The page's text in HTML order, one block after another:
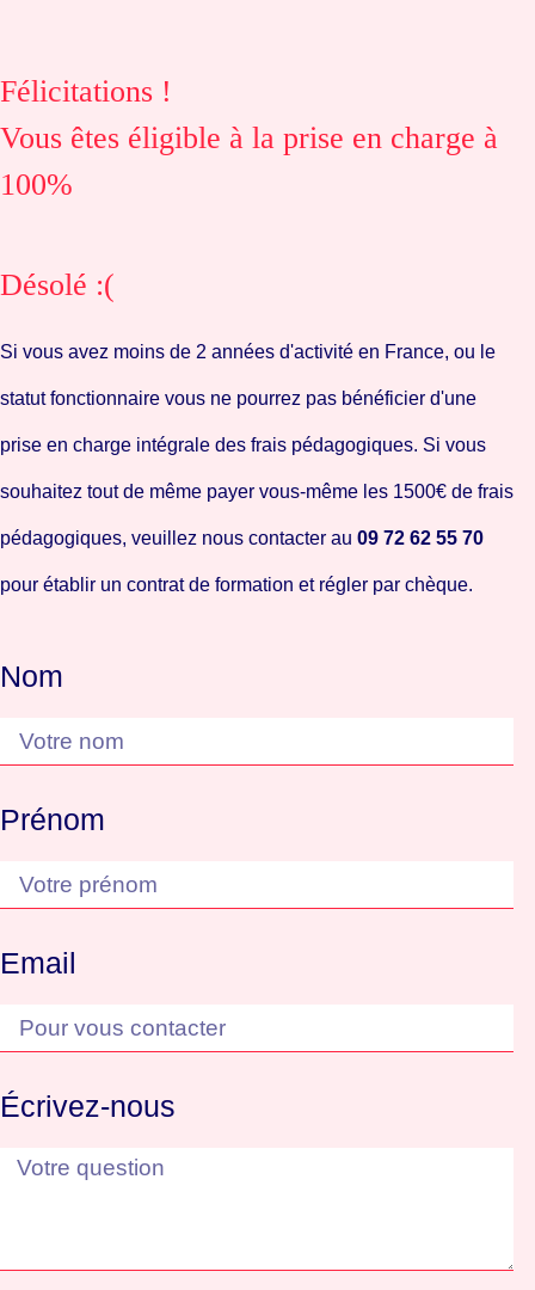
Félicitations !
Vous êtes éligible à la prise en charge à
100%
Désolé :(
Si vous avez moins de 2 années d'activité en France, ou le
statut fonctionnaire vous ne pourrez pas bénéficier d'une
prise en charge intégrale des frais pédagogiques. Si vous
souhaitez tout de même payer vous-même les 1500€ de frais
pédagogiques, veuillez nous contacter au 09 72 62 55 70
pour établir un contrat de formation et régler par chèque.
Nom
Prénom
Email
Écrivez-nous